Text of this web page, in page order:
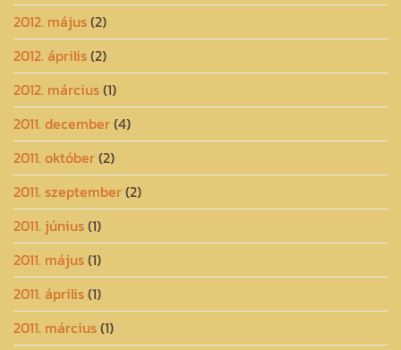
2012. május(2)
2012. április(2)
2012. március(1)
2011. december(4)
2011. október(2)
2011. szeptember(2)
2011. június(1)
2011. május(1)
2011. április(1)
2011. március(1)